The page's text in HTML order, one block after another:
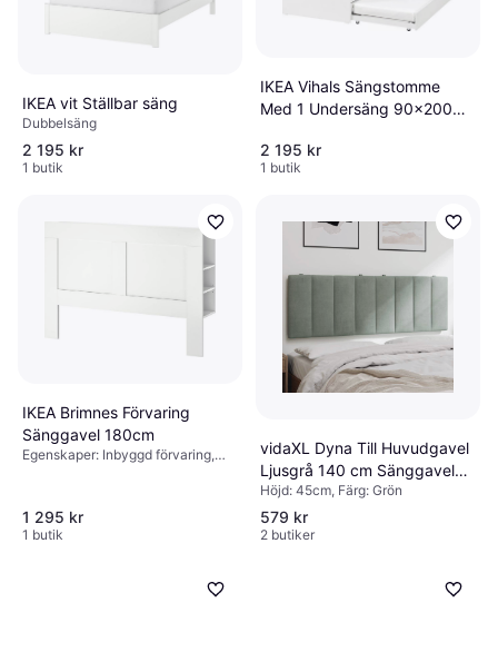
IKEA vit Ställbar säng
Dubbelsäng
2 195 kr
1 butik
IKEA Vihals Sängstomme
Med 1 Undersäng 90x200
2 195 kr
1 butik
IKEA Brimnes Förvaring
Sänggavel 180cm
Egenskaper: Inbyggd förvaring,
1 295 kr
1 butik
vidaXL Dyna Till Huvudgavel
Ljusgrå 140 cm Sänggavel
140cm
Höjd: 45cm, Färg: Grön
579 kr
2 butiker